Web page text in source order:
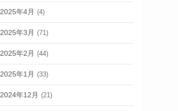
2025年4月 (4)
2025年3月 (71)
2025年2月 (44)
2025年1月 (33)
2024年12月 (21)